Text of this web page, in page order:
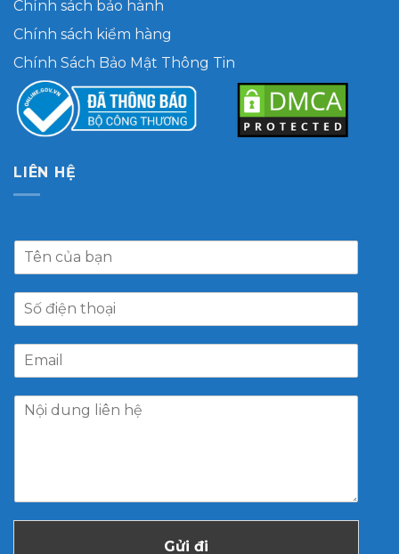
Chính sách bảo hành
Chính sách kiểm hàng
Chính Sách Bảo Mật Thông Tin
LIÊN HỆ
Gửi đi